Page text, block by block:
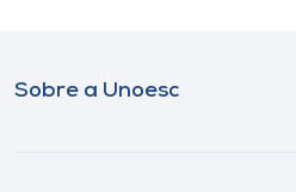
Sobre a Unoesc